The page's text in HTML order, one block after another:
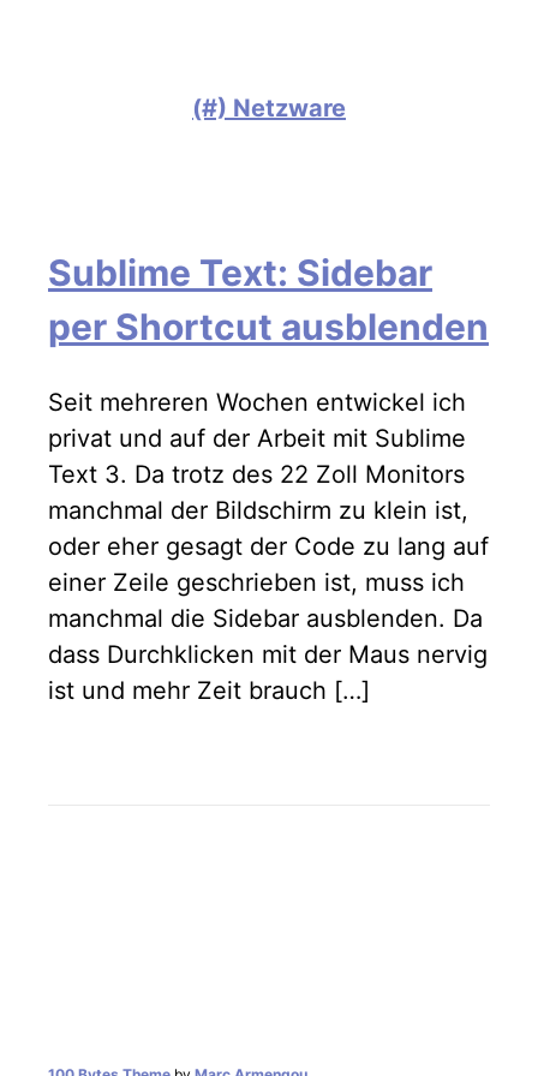
(#) Netzware
Sublime Text: Sidebar
per Shortcut ausblenden
Seit mehreren Wochen entwickel ich
privat und auf der Arbeit mit Sublime
Text 3. Da trotz des 22 Zoll Monitors
manchmal der Bildschirm zu klein ist,
oder eher gesagt der Code zu lang auf
einer Zeile geschrieben ist, muss ich
manchmal die Sidebar ausblenden. Da
dass Durchklicken mit der Maus nervig
ist und mehr Zeit brauch […]